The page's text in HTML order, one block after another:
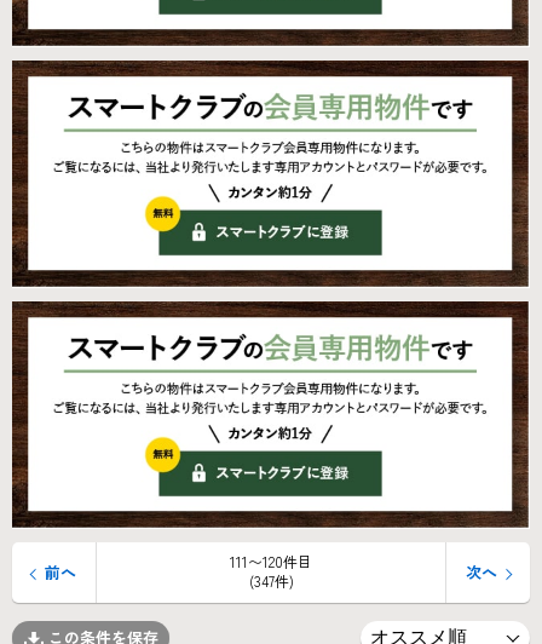
111〜120件目
(347件)
前へ 次へ
この条件を保存